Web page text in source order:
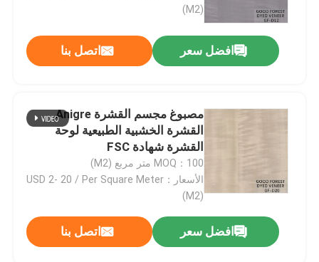
(M2)
افضل سعر اتصل بنا
مصبوغ مجسم القشرة Anigre
القشرة الخشبية الطبيعية لوحة
القشرة شهادة FSC
MOQ：100 متر مربع (M2)
الأسعار：USD 2- 20 / Per Square Meter
(M2)
افضل سعر اتصل بنا